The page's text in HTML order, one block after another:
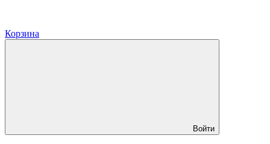
Корзина
Войти